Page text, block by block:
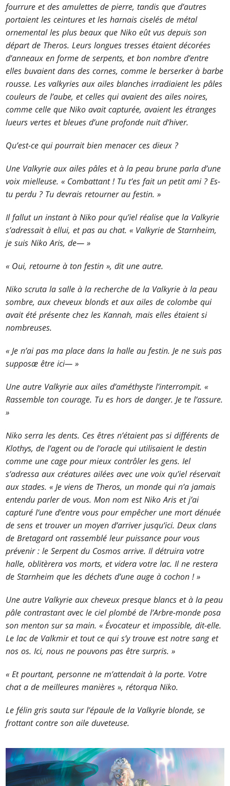
fourrure et des amulettes de pierre, tandis que d’autres
portaient les ceintures et les harnais ciselés de métal
ornemental les plus beaux que Niko eût vus depuis son
départ de Theros. Leurs longues tresses étaient décorées
d’anneaux en forme de serpents, et bon nombre d’entre
elles buvaient dans des cornes, comme le berserker à barbe
rousse. Les valkyries aux ailes blanches irradiaient les pâles
couleurs de l’aube, et celles qui avaient des ailes noires,
comme celle que Niko avait capturée, avaient les étranges
lueurs vertes et bleues d’une profonde nuit d’hiver.
Qu’est-ce qui pourrait bien menacer ces dieux ?
Une Valkyrie aux ailes pâles et à la peau brune parla d’une
voix mielleuse. « Combattant ! Tu t’es fait un petit ami ? Es-
tu perdu ? Tu devrais retourner au festin. »
Il fallut un instant à Niko pour qu’iel réalise que la Valkyrie
s’adressait à ellui, et pas au chat. « Valkyrie de Starnheim,
je suis Niko Aris, de— »
« Oui, retourne à ton festin », dit une autre.
Niko scruta la salle à la recherche de la Valkyrie à la peau
sombre, aux cheveux blonds et aux ailes de colombe qui
avait été présente chez les Kannah, mais elles étaient si
nombreuses.
« Je n’ai pas ma place dans la halle au festin. Je ne suis pas
supposæ être ici— »
Une autre Valkyrie aux ailes d’améthyste l’interrompit. «
Rassemble ton courage. Tu es hors de danger. Je te l’assure.
»
Niko serra les dents. Ces êtres n’étaient pas si différents de
Klothys, de l’agent ou de l’oracle qui utilisaient le destin
comme une cage pour mieux contrôler les gens. Iel
s’adressa aux créatures ailées avec une voix qu’iel réservait
aux stades. « Je viens de Theros, un monde qui n’a jamais
entendu parler de vous. Mon nom est Niko Aris et j’ai
capturé l’une d’entre vous pour empêcher une mort dénuée
de sens et trouver un moyen d’arriver jusqu’ici. Deux clans
de Bretagard ont rassemblé leur puissance pour vous
prévenir : le Serpent du Cosmos arrive. Il détruira votre
halle, oblitèrera vos morts, et videra votre lac. Il ne restera
de Starnheim que les déchets d’une auge à cochon ! »
Une autre Valkyrie aux cheveux presque blancs et à la peau
pâle contrastant avec le ciel plombé de l’Arbre-monde posa
son menton sur sa main. « Évocateur et impossible, dit-elle.
Le lac de Valkmir et tout ce qui s’y trouve est notre sang et
nos os. Ici, nous ne pouvons pas être surpris. »
« Et pourtant, personne ne m’attendait à la porte. Votre
chat a de meilleures manières », rétorqua Niko.
Le félin gris sauta sur l’épaule de la Valkyrie blonde, se
frottant contre son aile duveteuse.